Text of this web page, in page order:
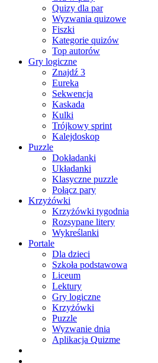
Quizy dla par
Wyzwania quizowe
Fiszki
Kategorie quizów
Top autorów
Gry logiczne
Znajdź 3
Eureka
Sekwencja
Kaskada
Kulki
Trójkowy sprint
Kalejdoskop
Puzzle
Dokładanki
Układanki
Klasyczne puzzle
Połącz pary
Krzyżówki
Krzyżówki tygodnia
Rozsypane litery
Wykreślanki
Portale
Dla dzieci
Szkoła podstawowa
Liceum
Lektury
Gry logiczne
Krzyżówki
Puzzle
Wyzwanie dnia
Aplikacja Quizme